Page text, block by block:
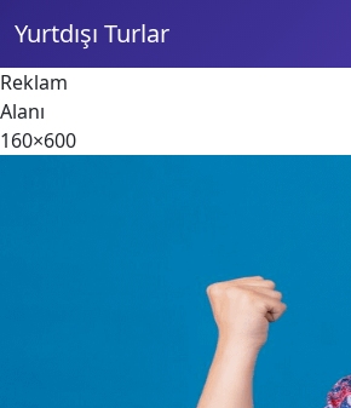
Yurtdışı Turlar
Reklam
Alanı
160×600